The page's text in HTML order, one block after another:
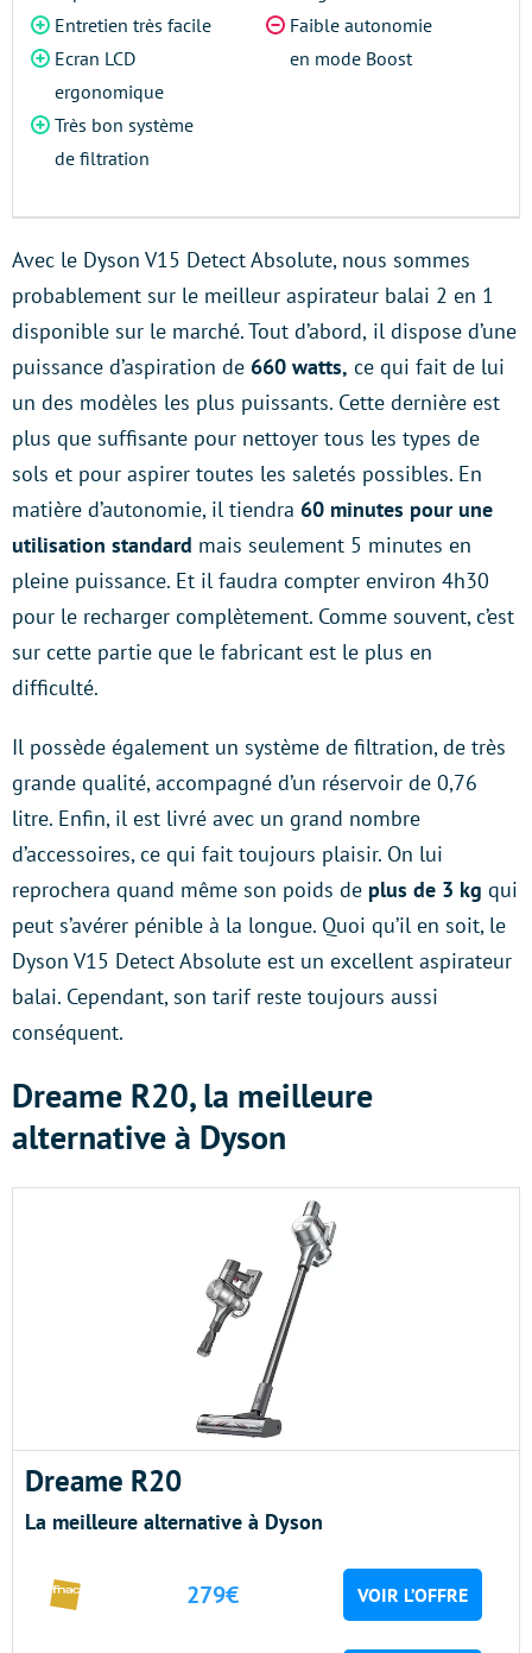
Entretien très facile
Ecran LCD
ergonomique
Très bon système
de filtration
Faible autonomie
en mode Boost
Avec le Dyson V15 Detect Absolute, nous sommes
probablement sur le meilleur aspirateur balai 2 en 1
disponible sur le marché. Tout d’abord, il dispose d’une
puissance d’aspiration de 660 watts, ce qui fait de lui
un des modèles les plus puissants. Cette dernière est
plus que suffisante pour nettoyer tous les types de
sols et pour aspirer toutes les saletés possibles. En
matière d’autonomie, il tiendra 60 minutes pour une
utilisation standard mais seulement 5 minutes en
pleine puissance. Et il faudra compter environ 4h30
pour le recharger complètement. Comme souvent, c’est
sur cette partie que le fabricant est le plus en
difficulté.
Il possède également un système de filtration, de très
grande qualité, accompagné d’un réservoir de 0,76
litre. Enfin, il est livré avec un grand nombre
d’accessoires, ce qui fait toujours plaisir. On lui
reprochera quand même son poids de plus de 3 kg qui
peut s’avérer pénible à la longue. Quoi qu’il en soit, le
Dyson V15 Detect Absolute est un excellent aspirateur
balai. Cependant, son tarif reste toujours aussi
conséquent.
Dreame R20, la meilleure
alternative à Dyson
Dreame R20
La meilleure alternative à Dyson
279€ VOIR L’OFFRE